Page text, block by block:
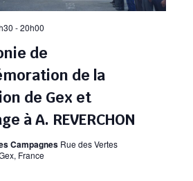
de
de la
de Gex et
à A. REVERCHON
-20h00
Campagnes Rue des Vertes
France